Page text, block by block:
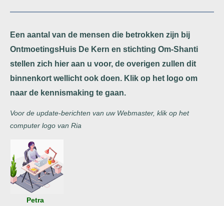
Een aantal van de mensen die betrokken zijn bij
OntmoetingsHuis De Kern en stichting Om-Shanti
stellen zich hier aan u voor, de overigen zullen dit
binnenkort wellicht ook doen. Klik op het logo om
naar de kennismaking te gaan.
Voor de update-berichten van uw Webmaster, klik op het
computer logo van Ria
Petra